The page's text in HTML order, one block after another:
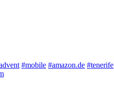
#mobile #amazon.de #tenerife